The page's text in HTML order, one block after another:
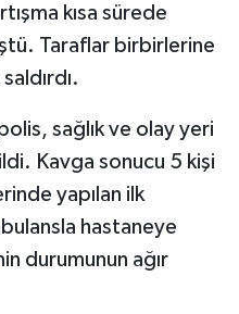
kısa sürede
Taraflar birbirlerine
sağlık ve olay yeri
Kavga sonucu 5 kişi
yapılan ilk
hastaneye
durumunun ağır